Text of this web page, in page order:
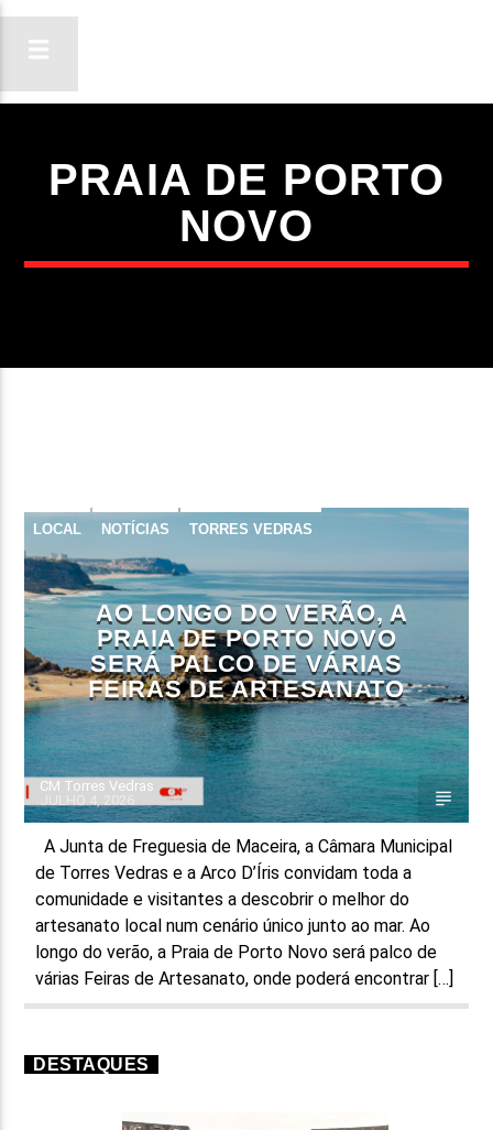
ON FM
LIGA-TE
FAIXA ATUAL
TÍTULO
ARTISTA
ON FM
PRAIA DE PORTO
NOVO
LOCAL NOTÍCIAS TORRES VEDRAS
AO LONGO DO VERÃO, A
PRAIA DE PORTO NOVO
SERÁ PALCO DE VÁRIAS
FEIRAS DE ARTESANATO
CM Torres Vedras
A Junta de Freguesia de Maceira, a Câmara Municipal
de Torres Vedras e a Arco D’Íris convidam toda a
comunidade e visitantes a descobrir o melhor do
artesanato local num cenário único junto ao mar. Ao
longo do verão, a Praia de Porto Novo será palco de
várias Feiras de Artesanato, onde poderá encontrar […]
DESTAQUES